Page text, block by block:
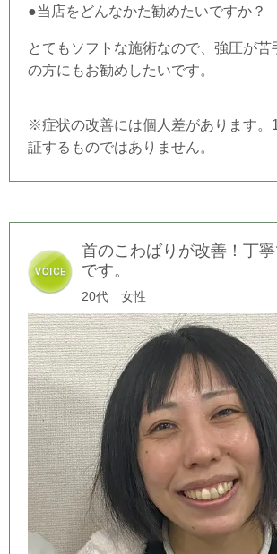
●当店をどんなかた勧めたいですか？
とてもソフトな施術なので、強圧が苦
の方にもお勧めしたいです。
※症状の改善には個人差があります。
証するものではありません。
首のこわばりが改善！丁
です。
20代 女性